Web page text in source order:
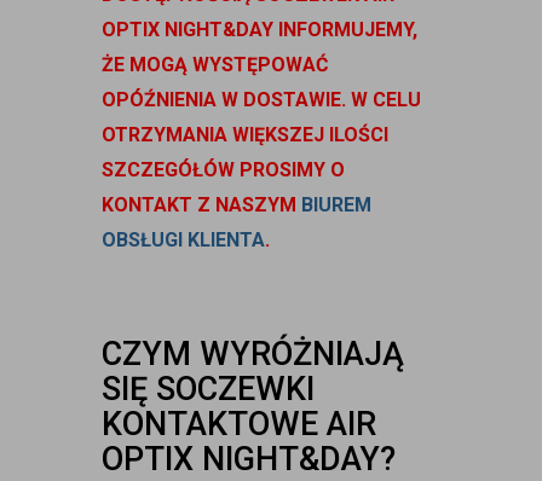
OPTIX NIGHT&DAY INFORMUJEMY,
ŻE MOGĄ WYSTĘPOWAĆ
OPÓŹNIENIA W DOSTAWIE. W CELU
OTRZYMANIA WIĘKSZEJ ILOŚCI
SZCZEGÓŁÓW PROSIMY O
KONTAKT Z NASZYM BIUREM
OBSŁUGI KLIENTA.
CZYM WYRÓŻNIAJĄ
SIĘ SOCZEWKI
KONTAKTOWE AIR
OPTIX NIGHT&DAY?